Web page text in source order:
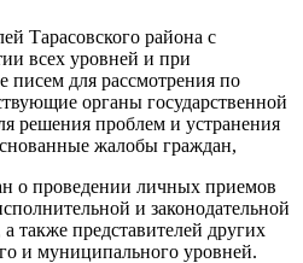
Тарасовского района с
всех уровней и при
писем для рассмотрения по
органы государственной
решения проблем и устранения
жалобы граждан,
о проведении личных приемов
и законодательной
также представителей других
и муниципального уровней.